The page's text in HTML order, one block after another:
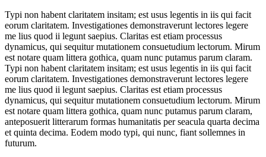
Typi non habent claritatem insitam; est usus legentis in iis qui facit
eorum claritatem. Investigationes demonstraverunt lectores legere
me lius quod ii legunt saepius. Claritas est etiam processus
dynamicus, qui sequitur mutationem consuetudium lectorum. Mirum
est notare quam littera gothica, quam nunc putamus parum claram.
Typi non habent claritatem insitam; est usus legentis in iis qui facit
eorum claritatem. Investigationes demonstraverunt lectores legere
me lius quod ii legunt saepius. Claritas est etiam processus
dynamicus, qui sequitur mutationem consuetudium lectorum. Mirum
est notare quam littera gothica, quam nunc putamus parum claram,
anteposuerit litterarum formas humanitatis per seacula quarta decima
et quinta decima. Eodem modo typi, qui nunc, fiant sollemnes in
futurum.